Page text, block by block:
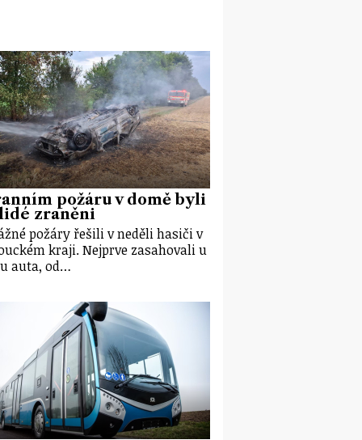
požáru v domě byli
zraněni
požáry řešili v neděli hasiči v
kraji. Nejprve zasahovali u
auta, od…